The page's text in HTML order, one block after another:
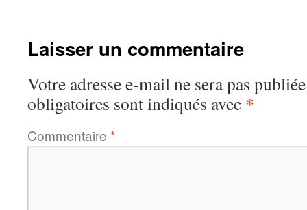
Laisser un commentaire
Votre adresse e-mail ne sera pas
obligatoires sont indiqués avec *
Commentaire *